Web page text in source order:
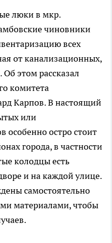
люки в мкр.
чиновники
всех
от канализационных,
этом рассказал
комитета
Карпов. В настоящий
или
особенно остро стоит
города, в частности
колодцы есть
и на каждой улице.
самостоятельно
материалами, чтобы